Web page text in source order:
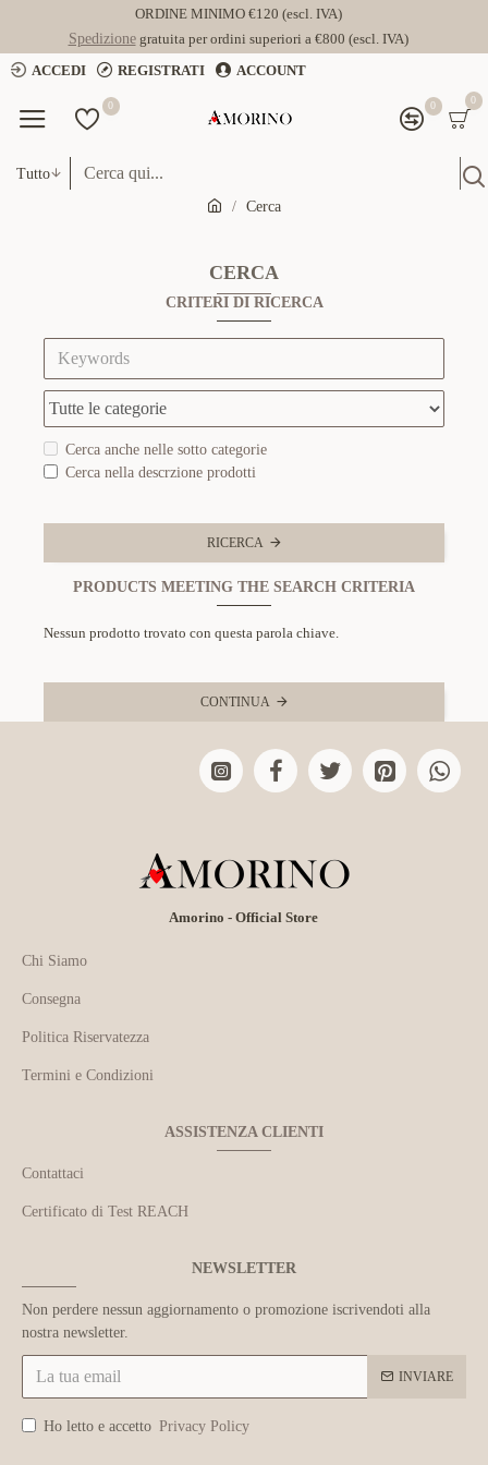
ORDINE MINIMO €120 (escl. IVA)
Spedizionegratuita per ordini superiori a €800 (escl. IVA)
ACCEDI
REGISTRATI ACCOUNT
0 0 0
Tutto
Cerca
CERCA
CRITERI DI RICERCA
Cerca anche nelle sotto categorie
Cerca nella descrzione prodotti
RICERCA
PRODUCTS MEETING THE SEARCH CRITERIA
Nessun prodotto trovato con questa parola chiave.
CONTINUA
Amorino - Official Store
Chi Siamo
Consegna
Politica Riservatezza
Termini e Condizioni
ASSISTENZA CLIENTI
Contattaci
Certificato di Test REACH
NEWSLETTER
Non perdere nessun aggiornamento o promozione iscrivendoti alla
nostra newsletter.
INVIARE
Ho letto e accetto Privacy Policy